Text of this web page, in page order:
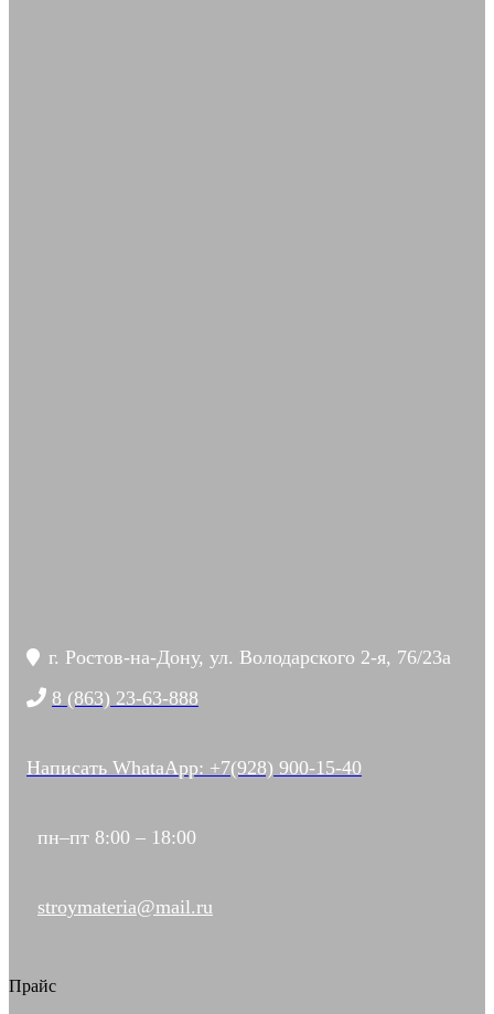
г. Ростов-на-Дону, ул. Володарского 2-я, 76/23а
8 (863) 23-63-888
Написать WhataApp: +7(928) 900-15-40
пн–пт 8:00 – 18:00
stroymateria@mail.ru
Прайс